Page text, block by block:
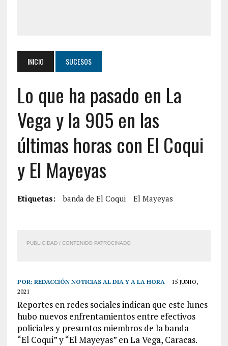
INICIO SUCESOS
Lo que ha pasado en La
Vega y la 905 en las
últimas horas con El Coqui
y El Mayeyas
Etiquetas: banda de El Coqui El Mayeyas
PUBLICIDAD / CONTENIDO PATROCINADO
POR: REDACCIÓN NOTICIAS AL DIA Y A LA HORA
15 JUNIO,
2021
Reportes en redes sociales indican que este lunes
hubo nuevos enfrentamientos entre efectivos
policiales y presuntos miembros de la banda
“El Coqui” y “ElMayeyas” en La Vega, Caracas.